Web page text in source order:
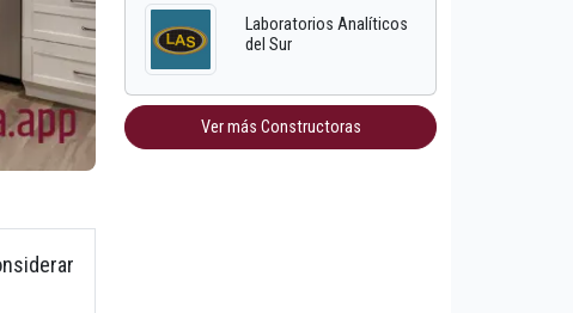
Laboratorios Analíticos
del Sur
Ver más Constructoras